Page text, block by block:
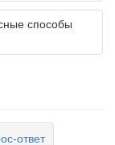
способы
ответ